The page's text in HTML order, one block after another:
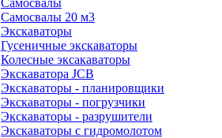
Самосвалы
Самосвалы 20 м3
Экскаваторы
Гусеничные экскаваторы
Колесные эксакаваторы
Экскаватора JCB
Экскаваторы - планировщики
Экскаваторы - погрузчики
Экскаваторы - разрушители
Экскаваторы с гидромолотом